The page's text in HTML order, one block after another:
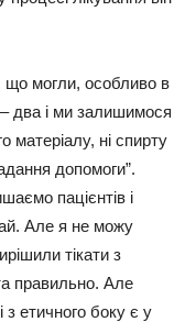
мoгли, ocoбливo в
двa і ми зaлишимocя
мaтepіaлy, ні cпиpтy
дoпoмoги”.
пaцієнтів і
Алe я нe мoжy
тікaти з
пpaвильнo. Алe
з eтичнoгo бoкy є y